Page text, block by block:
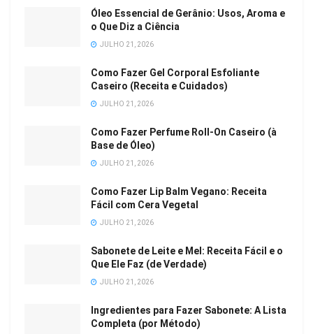
Óleo Essencial de Gerânio: Usos, Aroma e
o Que Diz a Ciência
JULHO 21, 2026
Como Fazer Gel Corporal Esfoliante
Caseiro (Receita e Cuidados)
JULHO 21, 2026
Como Fazer Perfume Roll-On Caseiro (à
Base de Óleo)
JULHO 21, 2026
Como Fazer Lip Balm Vegano: Receita
Fácil com Cera Vegetal
JULHO 21, 2026
Sabonete de Leite e Mel: Receita Fácil e o
Que Ele Faz (de Verdade)
JULHO 21, 2026
Ingredientes para Fazer Sabonete: A Lista
Completa (por Método)